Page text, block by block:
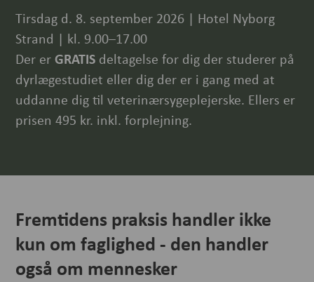
Tirsdag d. 8. september 2026 | Hotel Nyborg
Strand | kl. 9.00–17.00
Der erGRATIS deltagelse for dig der studerer på
dyrlægestudiet eller dig der er i gang med at
uddanne dig til veterinærsygeplejerske. Ellers er
prisen 495 kr. inkl. forplejning.
Fremtidens praksis handler ikke
kun om faglighed - den handler
også om mennesker